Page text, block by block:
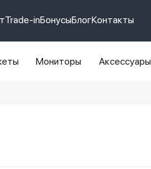
Trade-inБонусыБлогКонтакты
Мониторы Аксессуары